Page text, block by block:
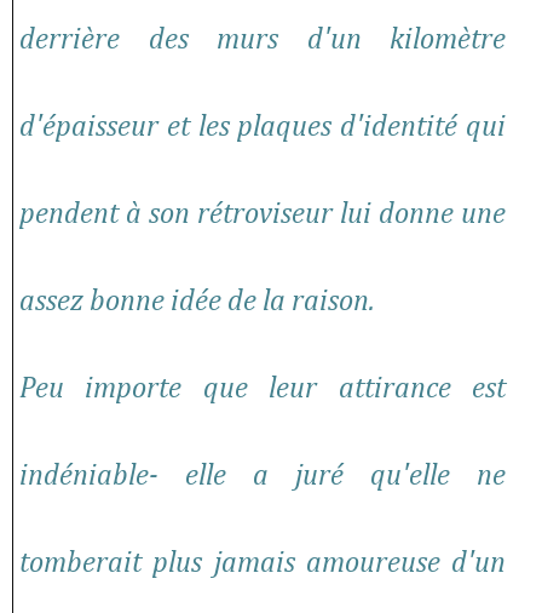
derrière des murs d'un kilomètre
d'épaisseur et les plaques d'identité qui
pendent à son rétroviseur lui donne une
assez bonne idée de la raison.
Peu importe que leur attirance est
indéniable- elle a juré qu'elle ne
tomberait plus jamais amoureuse d'un